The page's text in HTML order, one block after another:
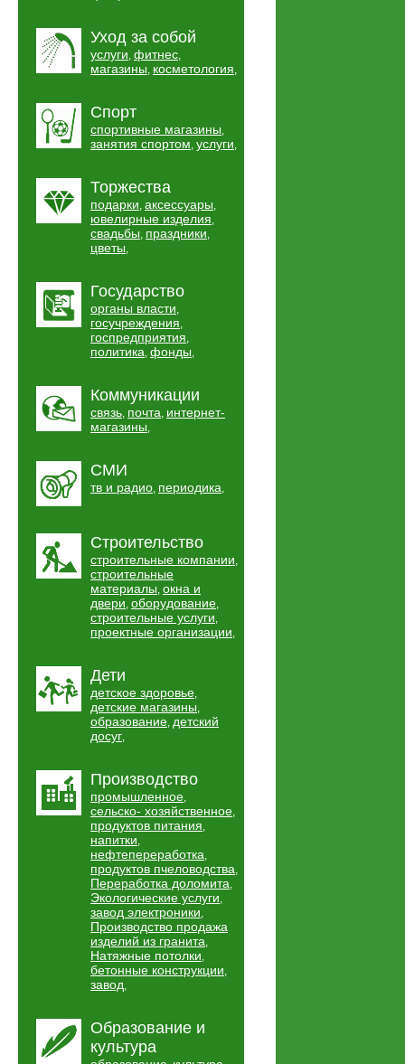
Уход за собой
услуги, фитнес,
магазины, косметология,
Спорт
спортивные магазины,
занятия спортом, услуги,
Торжества
подарки, аксессуары,
ювелирные изделия,
свадьбы, праздники,
цветы,
Государство
органы власти,
госучреждения,
госпредприятия,
политика, фонды,
Коммуникации
связь, почта, интернет-
магазины,
СМИ
тв и радио, периодика,
Строительство
строительные компании,
строительные
материалы, окна и
двери, оборудование,
строительные услуги,
проектные организации,
Дети
детское здоровье,
детские магазины,
образование, детский
досуг,
Производство
промышленное,
сельско- хозяйственное,
продуктов питания,
напитки,
нефтепереработка,
продуктов пчеловодства,
Переработка доломита,
Экологические услуги,
завод электроники,
Производство продажа
изделий из гранита,
Натяжные потолки,
бетонные конструкции,
завод,
Образование и
культура